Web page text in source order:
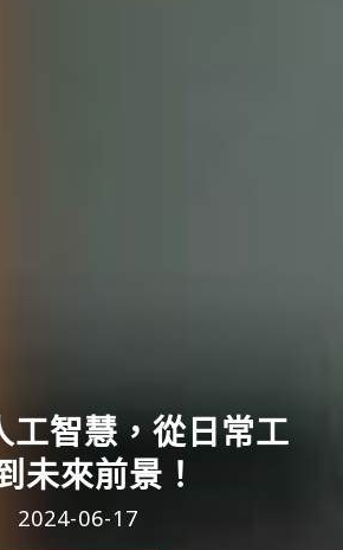
工智慧，從日常工
未來前景！
2024-06-17